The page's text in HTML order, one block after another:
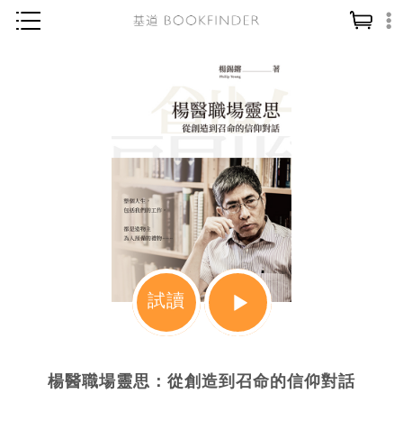
信仰入門
教會歷史
靈修／禱告
哲學／宗教比較
試讀
楊醫職場靈思：從創造到召命的信仰對話